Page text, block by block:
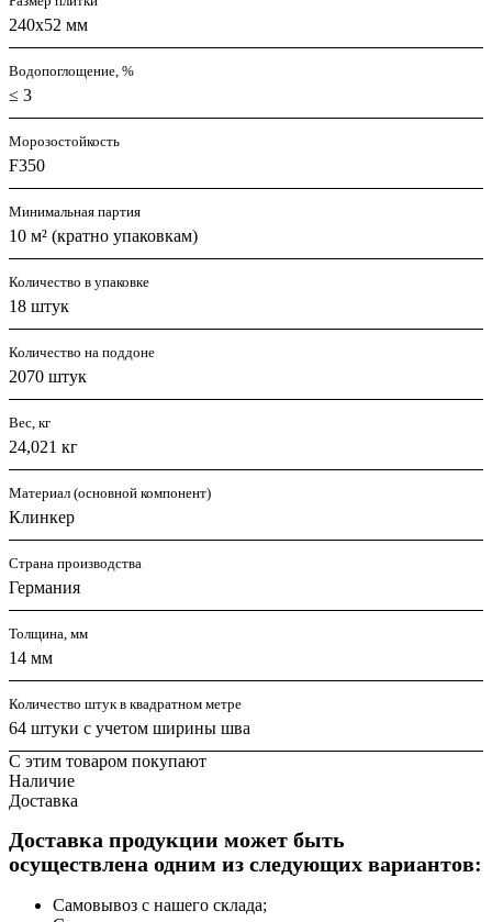
240x52 мм
Водопоглощение, %
≤ 3
Морозостойкость
F350
Минимальная партия
10 м² (кратно упаковкам)
Количество в упаковке
18 штук
Количество на поддоне
2070 штук
Вес, кг
24,021 кг
Материал (основной компонент)
Клинкер
Страна производства
Германия
Толщина, мм
14 мм
Количество штук в квадратном метре
64 штуки с учетом ширины шва
С этим товаром покупают
Наличие
Доставка
Доставка продукции может быть
осуществлена одним из следующих вариантов:
Самовывоз с нашего склада;